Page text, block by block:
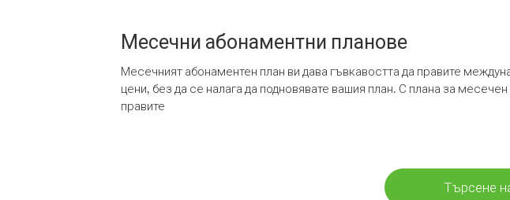
Месечни абонаментни планове
Месечният абонаментен план ви дава гъвкавостта да правите
цени, без да се налага да подновявате вашия план. С плана за
правите
Търсене